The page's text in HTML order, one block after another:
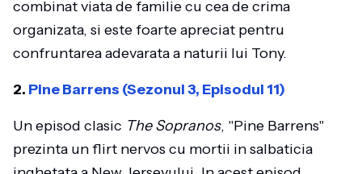
combinat viata de familie cu cea de crima
organizata, si este foarte apreciat pentru
confruntarea adevarata a naturii lui Tony.
2. Pine Barrens (Sezonul 3, Episodul 11)
Un episod clasic The Sopranos, "Pine Barrens"
prezinta un flirt nervos cu mortii in salbaticia